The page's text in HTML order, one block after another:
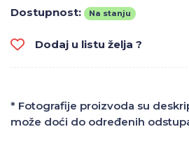
Dostupnost:
Na stanju
Dodaj u listu želja ?
* Fotografije proizvoda su
može doći do određenih